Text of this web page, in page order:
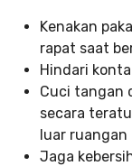
Kenakan
rapat saat
Hindari
Cuci tangan
secara
luar ruangan
Jaga